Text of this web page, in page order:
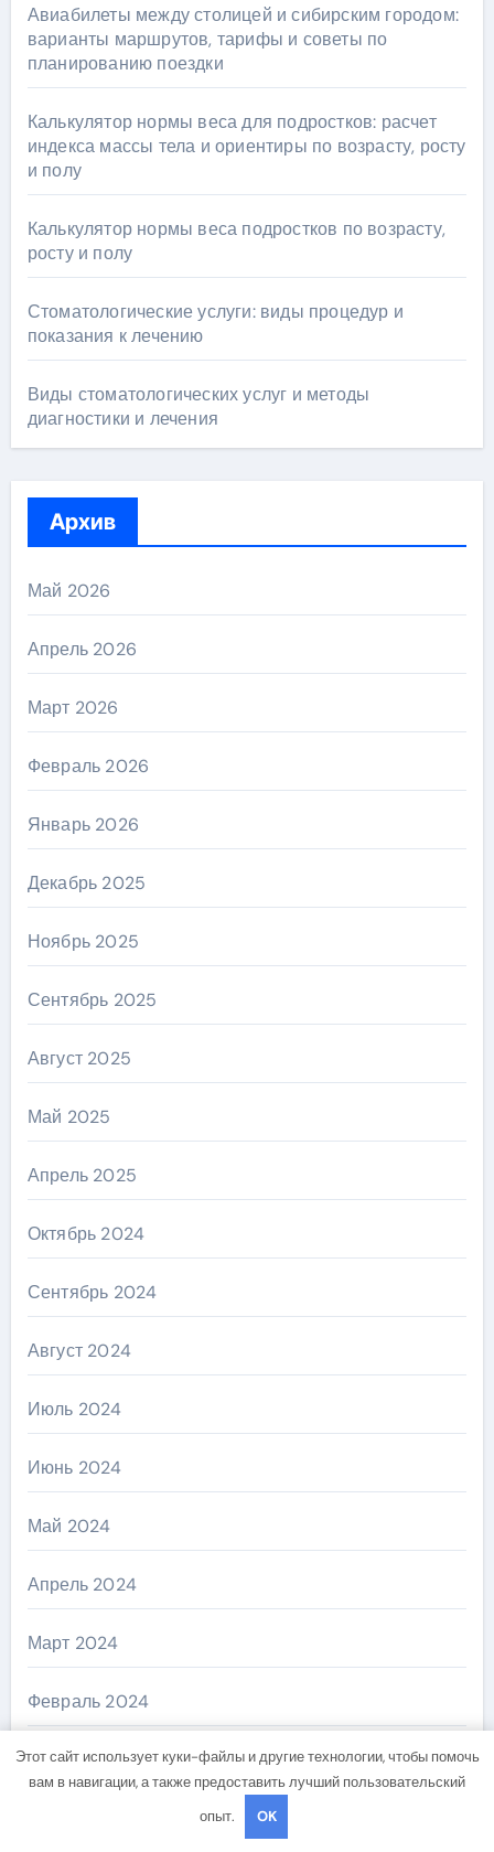
Авиабилеты между столицей и сибирским городом:
варианты маршрутов, тарифы и советы по
планированию поездки
Калькулятор нормы веса для подростков: расчет
индекса массы тела и ориентиры по возрасту, росту
и полу
Калькулятор нормы веса подростков по возрасту,
росту и полу
Стоматологические услуги: виды процедур и
показания к лечению
Виды стоматологических услуг и методы
диагностики и лечения
Архив
Май 2026
Апрель 2026
Март 2026
Февраль 2026
Январь 2026
Декабрь 2025
Ноябрь 2025
Сентябрь 2025
Август 2025
Май 2025
Апрель 2025
Октябрь 2024
Сентябрь 2024
Август 2024
Июль 2024
Июнь 2024
Май 2024
Апрель 2024
Март 2024
Февраль 2024
Январь 2024
Этот сайт использует куки-файлы и другие технологии, чтобы помочь
вам в навигации, а также предоставить лучший пользовательский
опыт.
OK